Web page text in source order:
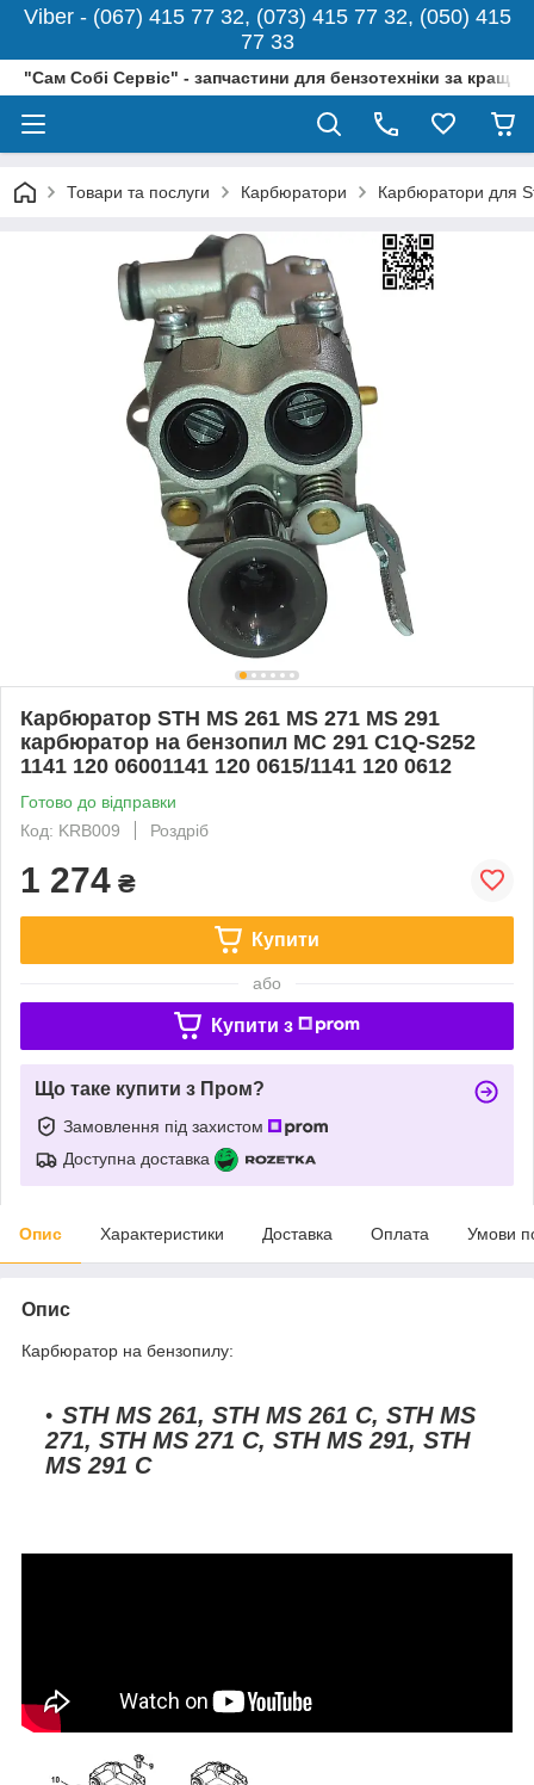
Viber - (067) 415 77 32, (073) 415 77 32, (050) 415
77 33
"Сам Собі Сервіс" - запчастини для бензотехніки за
Товари та послуги Карбюратори Карбюратори для
Карбюратор STH MS 261 MS 271 MS 291
карбюратор на бензопил МС 291 C1Q-S252
1141 120 06001141 120 0615/1141 120 0612
Готово до відправки
Код: KRB009
Роздріб
1 274 ₴
Купити
або
Купити з
Що таке купити з Пром?
Замовлення під захистом
Доступна доставка
Опис Характеристики Доставка Оплата Умови
Опис
Карбюратор на бензопилу:
STH MS 261, STH MS 261 C, STH MS
271, STH MS 271 C, STH MS 291, STH
MS 291 C